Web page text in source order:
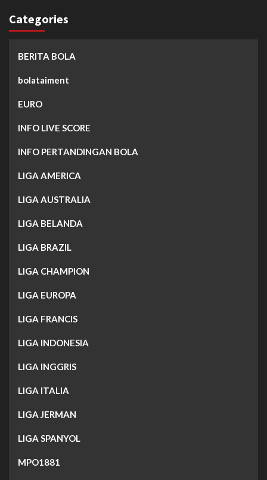
Categories
BERITA BOLA
bolataiment
EURO
INFO LIVE SCORE
INFO PERTANDINGAN BOLA
LIGA AMERICA
LIGA AUSTRALIA
LIGA BELANDA
LIGA BRAZIL
LIGA CHAMPION
LIGA EUROPA
LIGA FRANCIS
LIGA INDONESIA
LIGA INGGRIS
LIGA ITALIA
LIGA JERMAN
LIGA SPANYOL
MPO1881